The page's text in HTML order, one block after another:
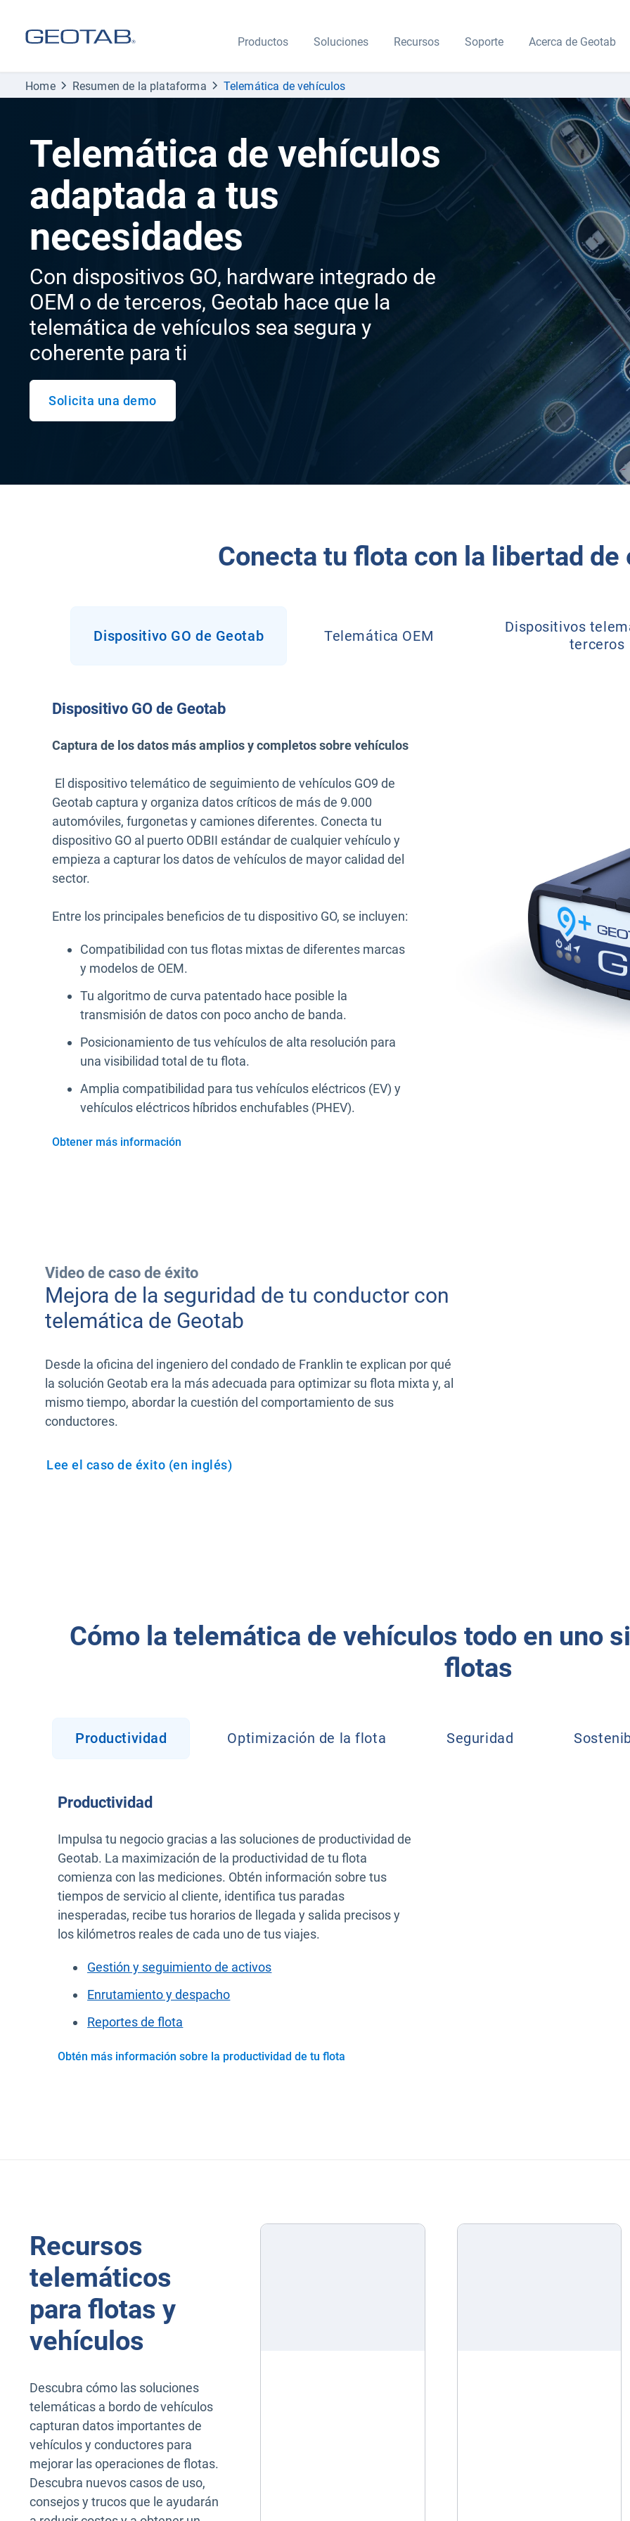
Productos Soluciones Recursos Soporte Acerca de Geotab
Home Resumen de la plataforma Telemática de vehículos
Telemática de vehículos
adaptada a tus
necesidades
Con dispositivos GO, hardware integrado de
OEM o de terceros, Geotab hace que la
telemática de vehículos sea segura y
coherente para ti
Solicita una demo
Conecta tu flota con la libertad de
Dispositivo GO de Geotab Telemática OEM
Dispositivos
terceros
Dispositivo GO de Geotab
Captura de los datos más amplios y completos sobre vehículos
El dispositivo telemático de seguimiento de vehículos GO9 de
Geotab captura y organiza datos críticos de más de 9.000
automóviles, furgonetas y camiones diferentes. Conecta tu
dispositivo GO al puerto ODBII estándar de cualquier vehículo y
empieza a capturar los datos de vehículos de mayor calidad del
sector.
Entre los principales beneficios de tu dispositivo GO, se incluyen:
Compatibilidad con tus flotas mixtas de diferentes marcas
y modelos de OEM.
Tu algoritmo de curva patentado hace posible la
transmisión de datos con poco ancho de banda.
Posicionamiento de tus vehículos de alta resolución para
una visibilidad total de tu flota.
Amplia compatibilidad para tus vehículos eléctricos (EV) y
vehículos eléctricos híbridos enchufables (PHEV).
Obtener más información
Video de caso de éxito
Mejora de la seguridad de tu conductor con
telemática de Geotab
Desde la oficina del ingeniero del condado de Franklin te explican por qué
la solución Geotab era la más adecuada para optimizar su flota mixta y, al
mismo tiempo, abordar la cuestión del comportamiento de sus
conductores.
Lee el caso de éxito (en inglés)
Cómo la telemática de vehículos todo en uno
flotas
Productividad Optimización de la flota Seguridad
Productividad
Impulsa tu negocio gracias a las soluciones de productividad de
Geotab. La maximización de la productividad de tu flota
comienza con las mediciones. Obtén información sobre tus
tiempos de servicio al cliente, identifica tus paradas
inesperadas, recibe tus horarios de llegada y salida precisos y
los kilómetros reales de cada uno de tus viajes.
Gestión y seguimiento de activos
Enrutamiento y despacho
Reportes de flota
Obtén más información sobre la productividad de tu flota
Recursos
telemáticos
para flotas y
vehículos
Descubra cómo las soluciones
telemáticas a bordo de vehículos
capturan datos importantes de
vehículos y conductores para
mejorar las operaciones de flotas.
Descubra nuevos casos de uso,
consejos y trucos que le ayudarán